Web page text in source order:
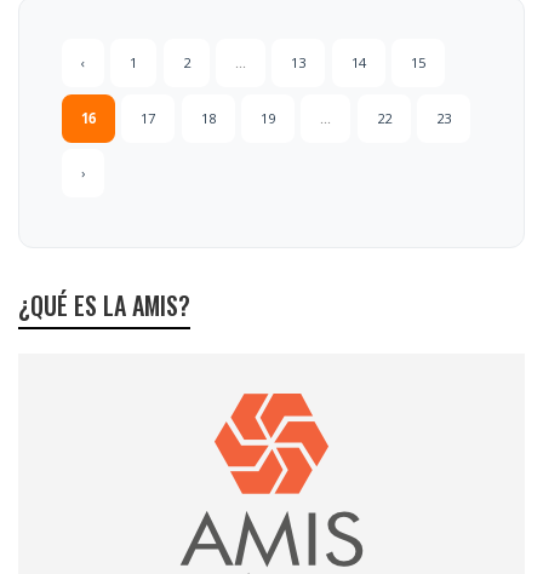
‹ 1 2 ... 13 14 15
16 17 18 19 22 23
›
¿QUÉ ES LA AMIS?